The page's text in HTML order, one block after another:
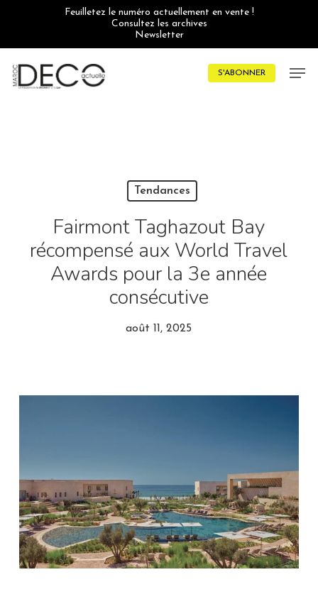
Feuilletez le numéro actuellement en vente !
Consultez les archives
Newsletter
S'ABONNER
Tendances
Fairmont Taghazout Bay
récompensé aux World Travel
Awards pour la 3e année
consécutive
août 11, 2025